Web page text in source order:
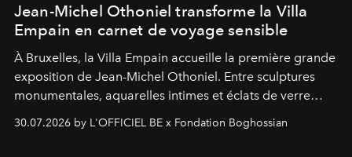
Jean-Michel Othoniel transforme la Villa
Empain en carnet de voyage sensible
À Bruxelles, la Villa Empain accueille la première grande
exposition de Jean-Michel Othoniel. Entre sculptures
monumentales, aquarelles intimes et éclats de verre
émotionnel où chaque œuvre devient le souvenir
30.07.2026 by L'OFFICIEL BE x Fondation Boghossian